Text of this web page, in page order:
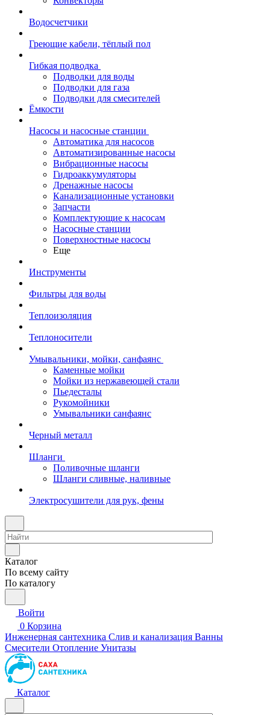
Водосчетчики
Греющие кабели, тёплый пол
Гибкая подводка
Подводки для воды
Подводки для газа
Подводки для смесителей
Ёмкости
Насосы и насосные станции
Автоматика для насосов
Автоматизированные насосы
Вибрационные насосы
Гидроаккумуляторы
Дренажные насосы
Канализационные установки
Запчасти
Комплектующие к насосам
Насосные станции
Поверхностные насосы
Еще
Инструменты
Фильтры для воды
Теплоизоляция
Теплоносители
Умывальники, мойки, санфаянс
Каменные мойки
Мойки из нержавеющей стали
Пьедесталы
Рукомойники
Умывальники санфаянс
Черный металл
Шланги
Поливочные шланги
Шланги сливные, наливные
Электросушители для рук, фены
Каталог
По всему сайту
По каталогу
Войти
0 Корзина
Инженерная сантехника Слив и канализация Ванны
Смесители Отопление Унитазы
Каталог